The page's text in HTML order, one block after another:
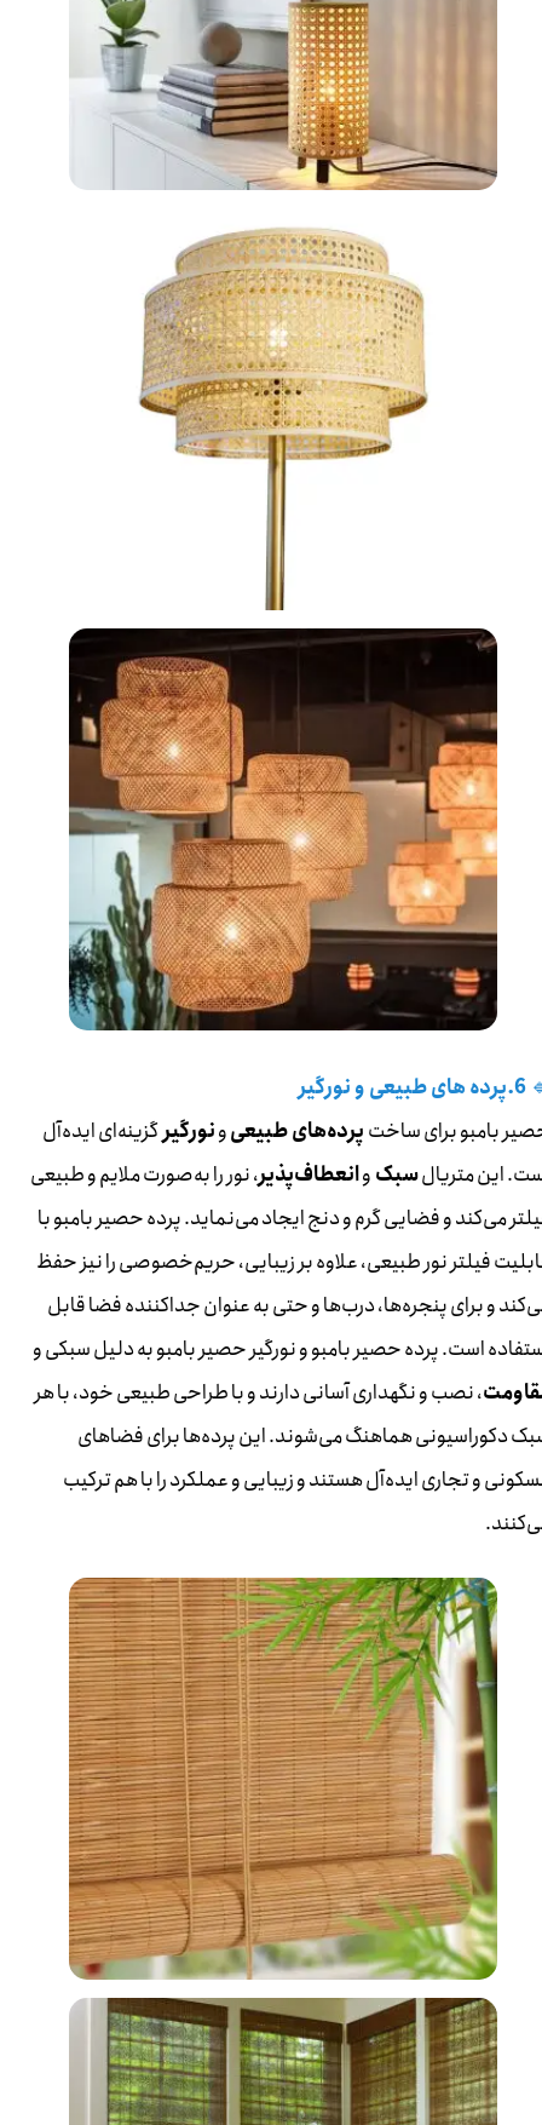
6.پرده های طبیعی و نورگیر
بامبو برای ساختپرده‌های طبیعیونورگیرگزینه‌ای ایده‌آل
این متریالسبکوانعطاف‌پذیر، نور را به‌صورت ملایم و طبیعی
می‌کند و فضایی گرم و دنج ایجاد می‌نماید. پرده حصیر بامبو با
فیلتر نور طبیعی، علاوه بر زیبایی، حریم‌خصوصی را نیز حفظ
و برای پنجره‌ها، درب‌ها و حتی به عنوان جداکننده فضا قابل
است. پرده حصیر بامبو و نورگیر حصیر بامبو به دلیل سبکی و
، نصب و نگهداری آسانی دارند و با طراحی طبیعی خود، با هر
دکوراسیونی هماهنگ می‌شوند. این پرده‌ها برای فضاهای
و تجاری ایده‌آل هستند و زیبایی و عملکرد را با هم ترکیب